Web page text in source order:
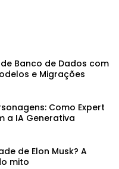
Banco de Dados com
e Migrações
Como Expert
a IA Generativa
de Elon Musk? A
mito